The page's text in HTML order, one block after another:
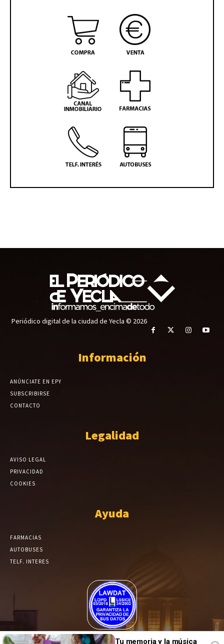
Periódico digital de la ciudad de Yecla © 2026
Información
ANÚNCIATE EN EPY
SUBSCRIBIRSE
CONTACTO
Legalidad
AVISO LEGAL
PRIVACIDAD
COOKIES
Ayuda
FARMACIAS
AUTOBUSES
TELF. INTERES
El Periódico de Yecla alcanza un grado más de compromiso en el
Tu memoria y la música